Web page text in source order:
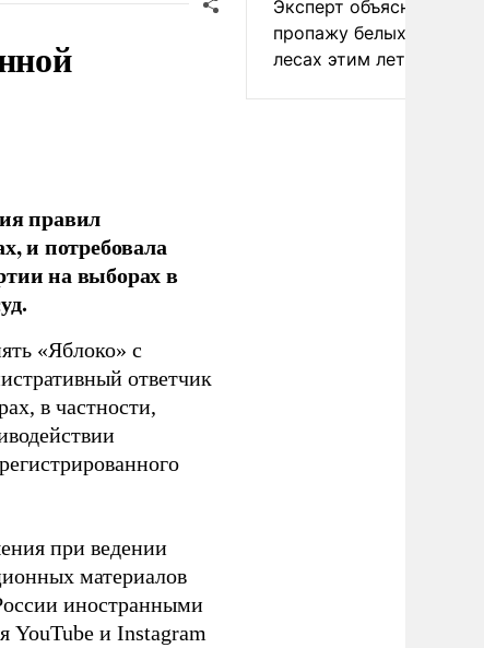
правил
и потребовала
на выборах в
«Яблоко» с
ответчик
в частности,
при ведении
материалов
иностранными
YouTube и Instagram
Эксперт объяснил
пропажу белых грибов
лесах этим летом